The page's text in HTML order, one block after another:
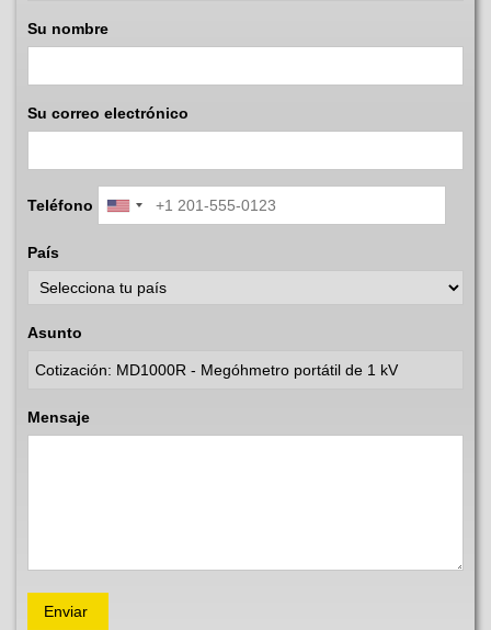
Su nombre
Su correo electrónico
Teléfono
País
Asunto
Mensaje